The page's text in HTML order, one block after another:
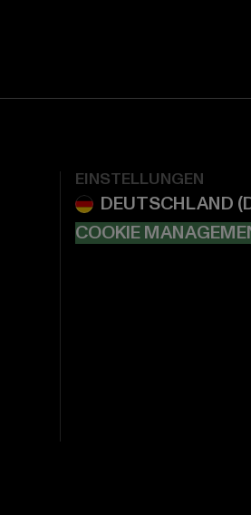
EINSTELLUNGEN
COOKIE